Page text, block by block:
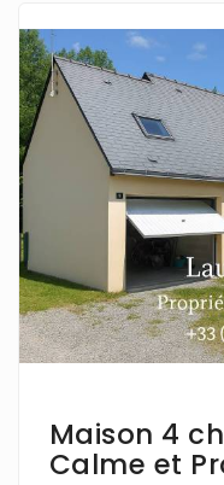
Maison 4
Calme et